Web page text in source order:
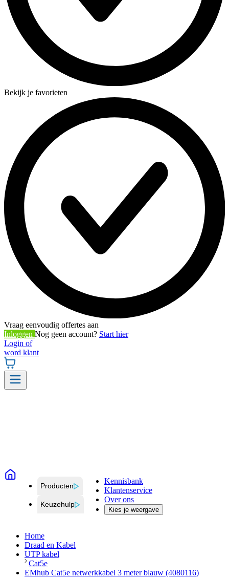
Bekijk je favorieten
Vraag eenvoudig offertes aan
Inloggen Nog geen account? Start hier
Login of
word klant
Producten
Keuzehulp
Kennisbank
Klantenservice
Over ons
Kies je weergave
Home
Draad en Kabel
UTP kabel
Cat5e
EMhub Cat5e netwerkkabel 3 meter blauw (4080116)